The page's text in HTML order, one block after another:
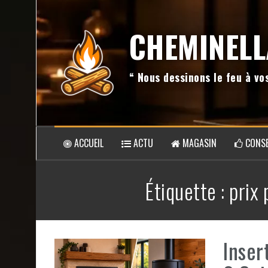
“ Nous dessinons le feu à
ACCUEIL ACTU MAGASIN
Étiquette : prix